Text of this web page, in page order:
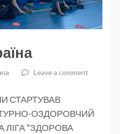
Leave a comment
СТАРТУВАВ
ОЗДОРОВЧИЙ
ЛІГА “ЗДОРОВА